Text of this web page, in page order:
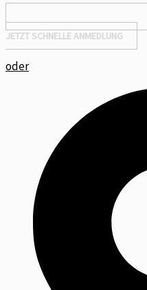
JETZT SCHNELLE ANMEDLUNG
oder